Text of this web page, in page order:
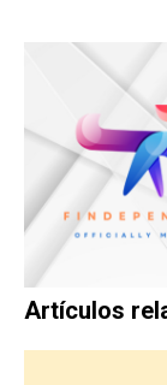
Artículos